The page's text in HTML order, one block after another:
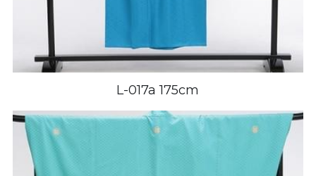
L-017a 175cm